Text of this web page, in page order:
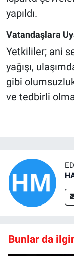
yapıldı.
Vatandaşlara
Yetkililer; ani
yağışı,
gibi
ve tedbirli
Bunlar da